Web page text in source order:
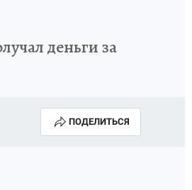
деньги за
ПОДЕЛИТЬСЯ